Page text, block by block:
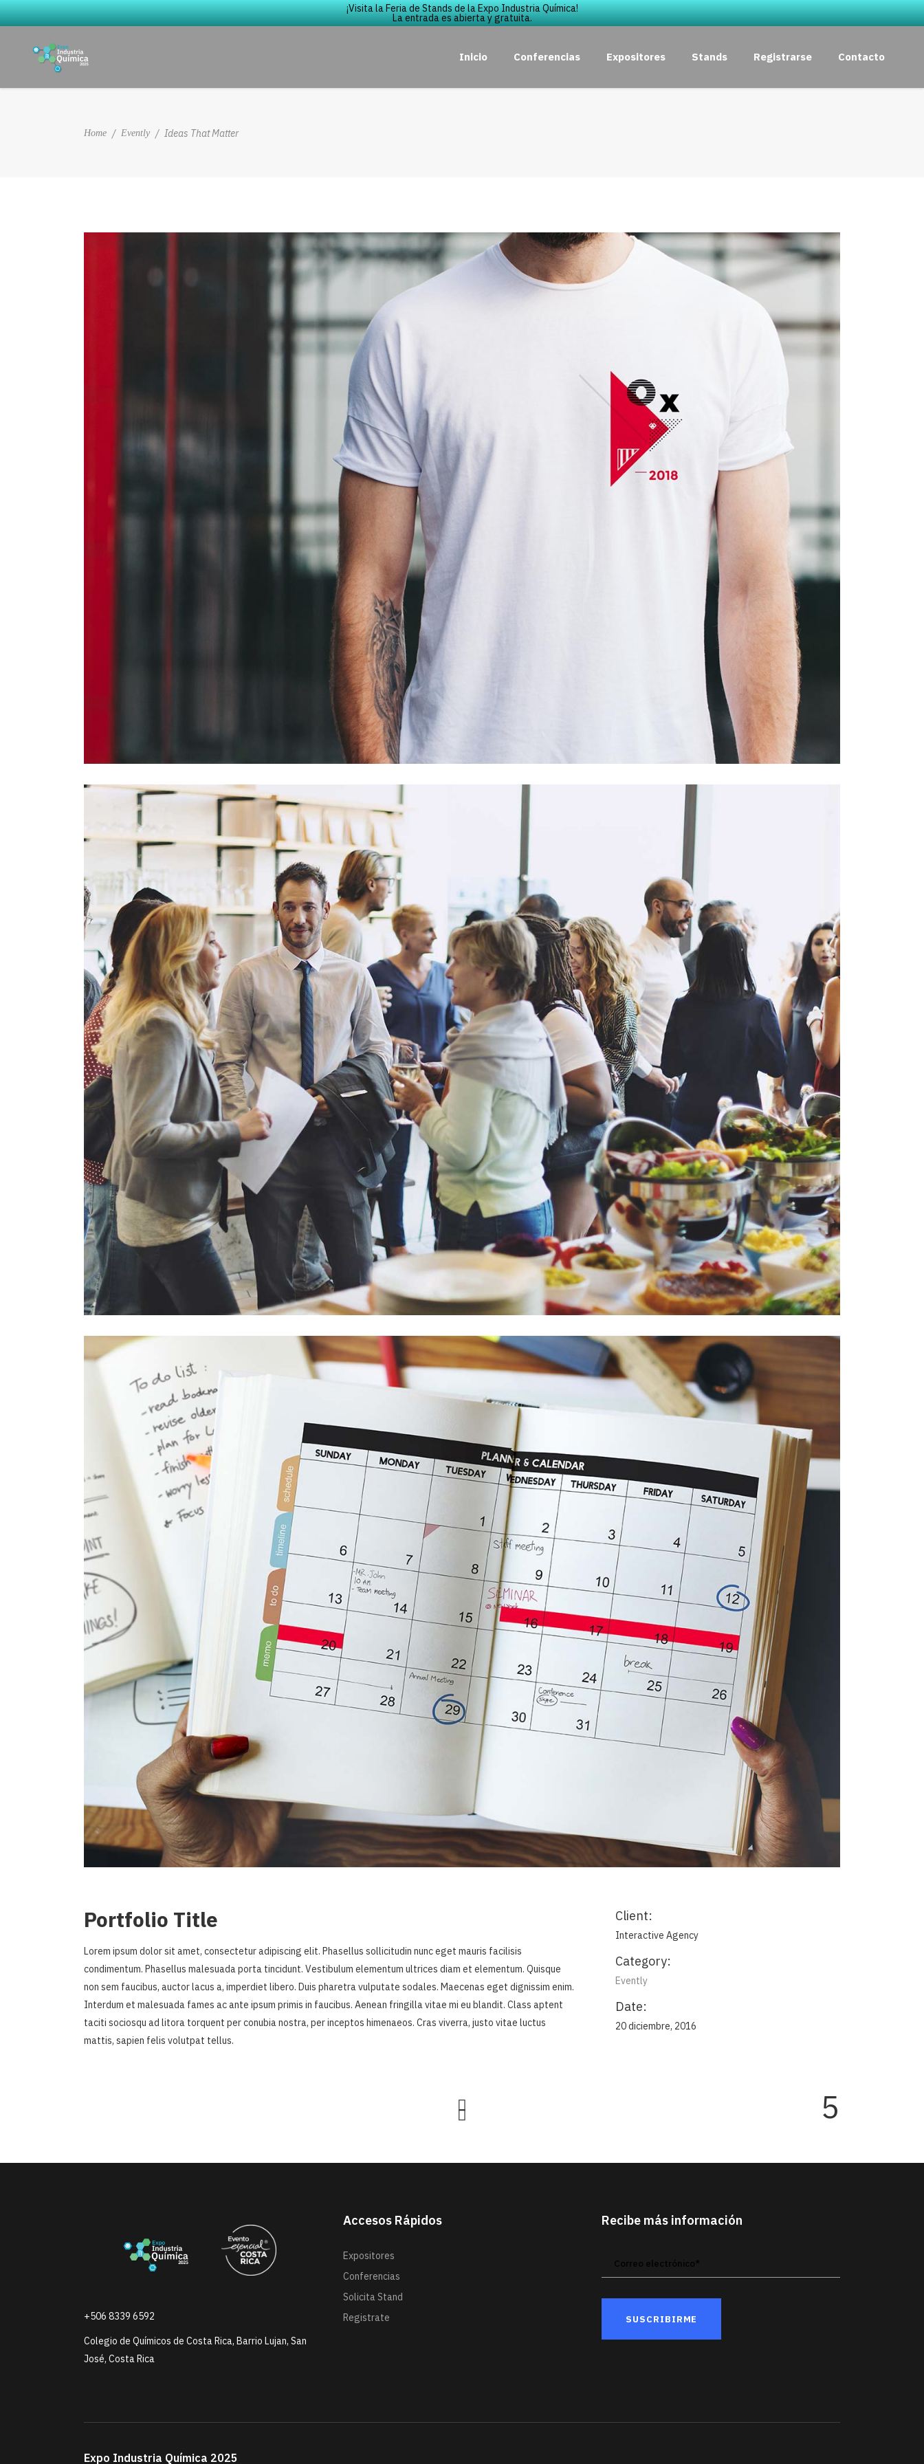
¡Visita la Feria de Stands de la Expo Industria Química!
La entrada es abierta y gratuita.
Inicio Conferencias Expositores Stands Registrarse Contacto
Home / Evently / Ideas That Matter
Portfolio Title
Lorem ipsum dolor sit amet, consectetur adipiscing elit. Phasellus sollicitudin nunc eget mauris facilisis
condimentum. Phasellus malesuada porta tincidunt. Vestibulum elementum ultrices diam et elementum. Quisque
non sem faucibus, auctor lacus a, imperdiet libero. Duis pharetra vulputate sodales. Maecenas eget dignissim enim.
Interdum et malesuada fames ac ante ipsum primis in faucibus. Aenean fringilla vitae mi eu blandit. Class aptent
taciti sociosqu ad litora torquent per conubia nostra, per inceptos himenaeos. Cras viverra, justo vitae luctus
mattis, sapien felis volutpat tellus.
Client:
Interactive Agency
Category:
Evently
Date:
20 diciembre, 2016
+506 8339 6592
Colegio de Químicos de Costa Rica, Barrio Lujan, San
José, Costa Rica
Accesos Rápidos
Expositores
Conferencias
Solicita Stand
Registrate
Recibe más información
Expo Industria Química 2025